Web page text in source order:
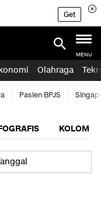
Get
MENU
Olahraga
Pasien BPJS
KOLOM